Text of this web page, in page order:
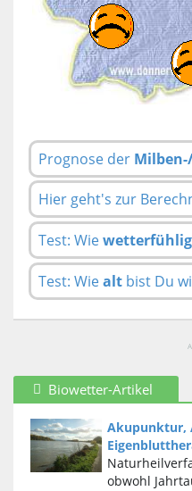
Prognose der
Hier geht's zur
Test: Wiewetterfühlig
Test: Wiealtbist Du
Biowetter-Artikel
Akupunktur,
obwohl